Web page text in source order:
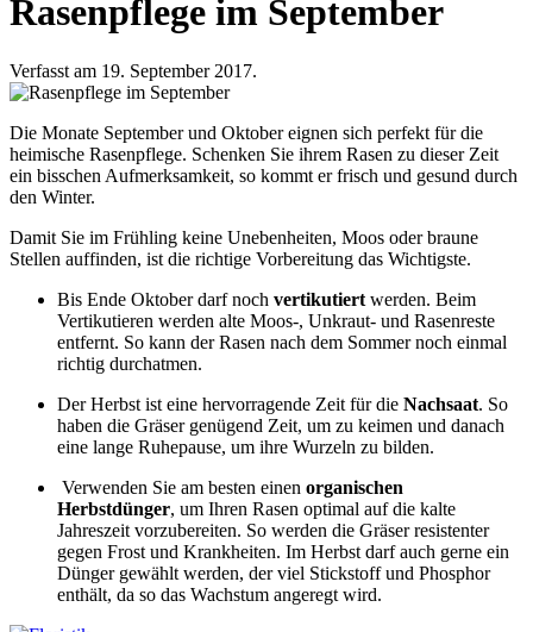
Rasenpflege im September
Verfasst am 19. September 2017.
Die Monate September und Oktober eignen sich perfekt für die
heimische Rasenpflege. Schenken Sie ihrem Rasen zu dieser Zeit
ein bisschen Aufmerksamkeit, so kommt er frisch und gesund durch
den Winter.
Damit Sie im Frühling keine Unebenheiten, Moos oder braune
Stellen auffinden, ist die richtige Vorbereitung das Wichtigste.
Bis Ende Oktober darf noch vertikutiert werden. Beim
Vertikutieren werden alte Moos-, Unkraut- und Rasenreste
entfernt. So kann der Rasen nach dem Sommer noch einmal
richtig durchatmen.
Der Herbst ist eine hervorragende Zeit für die Nachsaat. So
haben die Gräser genügend Zeit, um zu keimen und danach
eine lange Ruhepause, um ihre Wurzeln zu bilden.
Verwenden Sie am besten einen organischen
Herbstdünger, um Ihren Rasen optimal auf die kalte
Jahreszeit vorzubereiten. So werden die Gräser resistenter
gegen Frost und Krankheiten. Im Herbst darf auch gerne ein
Dünger gewählt werden, der viel Stickstoff und Phosphor
enthält, da so das Wachstum angeregt wird.